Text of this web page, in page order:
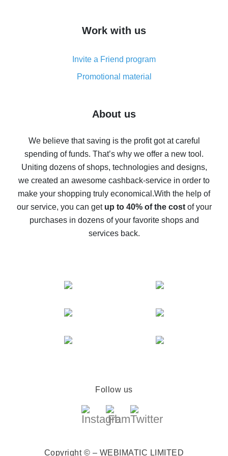
simple methods
8% cash back on AliExpress - saving real money is a
real thing
Five ways to get the most cash back on AliExpress
back
10% cash back on AliExpress - the impossible is
possible
The best cash back on AliExpress - how to find it
The best cash back service for AliExpress - let's
compare offers
Work with us
Invite a Friend program
Promotional material
About us
We believe that saving is the profit got at careful
spending of funds. That’s why we offer a new tool.
Uniting dozens of shops, technologies and designs,
we created an awesome cashback-service in order to
make your shopping truly economical.With the help of
our service, you can get up to 40% of the costof your
purchases in dozens of your favorite shops and
services back.
Follow us
Copyright © – WEBIMATIC LIMITED